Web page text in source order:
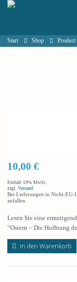
Start Shop Product
10,00 €
Enthält 19% MwSt.
zzgl. Versand
Bei Lieferungen in Nicht-EU-
anfallen.
Lesen Sie eine
“Ostern – Die Hoffnung
In den Warenkorb